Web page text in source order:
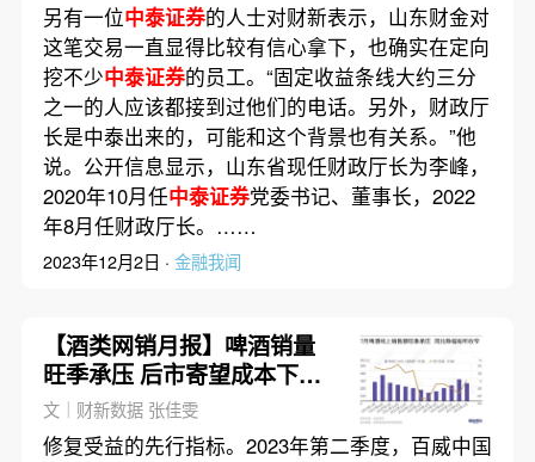
另有一位中泰证券的人士对财新表示，山东财金对
这笔交易一直显得比较有信心拿下，也确实在定向
挖不少中泰证券的员工。“固定收益条线大约三分
之一的人应该都接到过他们的电话。另外，财政厅
长是中泰出来的，可能和这个背景也有关系。”他
说。公开信息显示，山东省现任财政厅长为李峰，
2020年10月任中泰证券党委书记、董事长，2022
年8月任财政厅长。……
2023年12月2日 · 金融我闻
【酒类网销月报】啤酒销量
旺季承压 后市寄望成本下行
和均价提升
文｜财新数据 张佳雯
修复受益的先行指标。2023年第二季度，百威中国